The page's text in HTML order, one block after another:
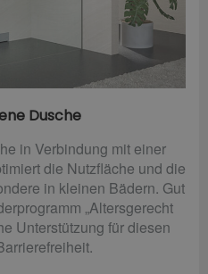
Dusche
in Verbindung mit einer
die Nutzfläche und die
in kleinen Bädern. Gut
„Altersgerecht
Unterstützung für diesen